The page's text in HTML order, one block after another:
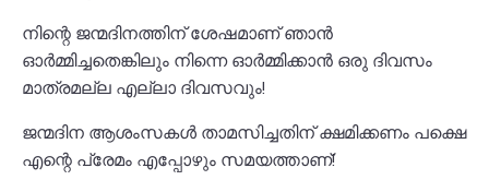
നിന്റെ ജന്മദിനത്തിന് ശേഷമാണ് ഞാൻ
ഓർമ്മിച്ചതെങ്കിലും നിന്നെ ഓർമ്മിക്കാൻ ഒരു ദിവസം
മാത്രമല്ല എല്ലാ ദിവസവും!
ജന്മദിന ആശംസകൾ താമസിച്ചതിന് ക്ഷമിക്കണം പക്ഷെ
എന്റെ പ്രേമം എപ്പോഴും സമയത്താണ്!